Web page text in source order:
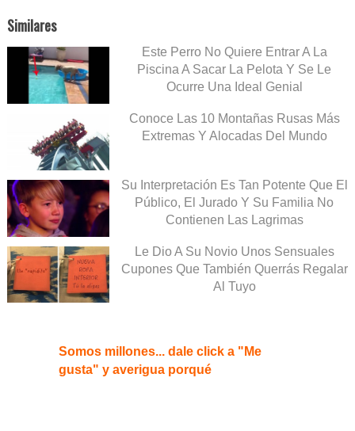
Similares
Este Perro No Quiere Entrar A La
Piscina A Sacar La Pelota Y Se Le
Ocurre Una Ideal Genial
Conoce Las 10 Montañas Rusas Más
Extremas Y Alocadas Del Mundo
Su Interpretación Es Tan Potente Que El
Público, El Jurado Y Su Familia No
Contienen Las Lagrimas
Le Dio A Su Novio Unos Sensuales
Cupones Que También Querrás Regalar
Al Tuyo
Somos millones... dale click a "Me
gusta" y averigua porqué